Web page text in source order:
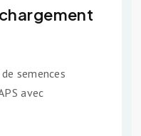
semences
avec